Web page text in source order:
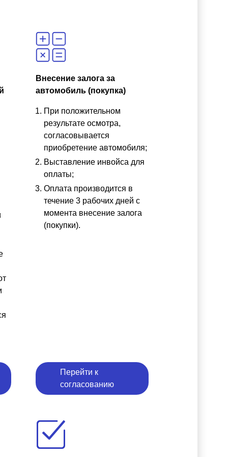
Внесение залога за
автомобиль (покупка)
При положительном
результате осмотра,
согласовывается
приобретение автомобиля;
Выставление инвойса для
оплаты;
Оплата производится в
течение 3 рабочих дней с
момента внесение залога
(покупки).
Перейти к
согласованию